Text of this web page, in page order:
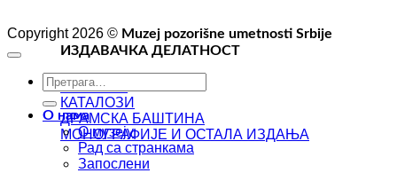
ИЗДАВАЧКА ДЕЛАТНОСТ
ТЕАТРОН
КАТАЛОЗИ
ДРАМСКА БАШТИНА
МОНОГРАФИЈЕ И ОСТАЛА ИЗДАЊА
Copyright 2026 © Muzej pozorišne umetnosti Srbije
О нама
О музеју
Рад са странкама
Запослени